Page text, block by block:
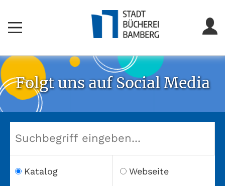
Folgt uns auf Social Media
Katalog Webseite